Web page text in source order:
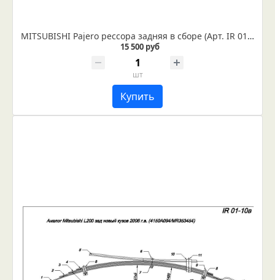
MITSUBISHI Pajero рессора задняя в сборе (Арт. IR 01-30в)
15 500 руб
шт
Купить